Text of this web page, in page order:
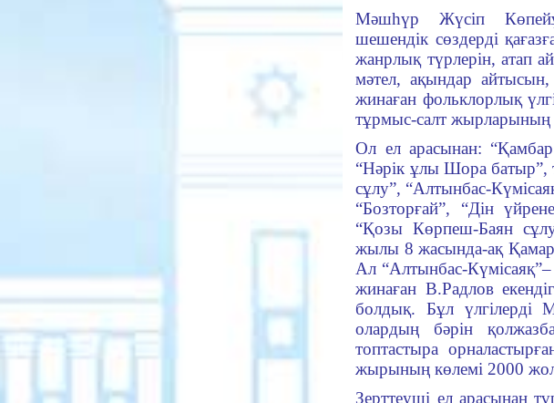
Мәшһүр Жүсіп
шешендік сөздерді
жанрлық түрлерін, атап
мәтел, ақын­дар
жинаған фоль­клорлық
тұрмыс-салт жырла­рының
Ол ел арасынан: “
“Нәрік ұлы Шора батыр”,
сұлу”, “Алтынбас-
“Боз­торғай”, “Дін
“Қозы Көрпеш-Баян
жылы 8 жасында-ақ Қамар
Ал “Алтынбас-
жи­наған В.Радлов
бол­дық. Бұл
олардың бәрін
топтастыра
жы­рының көлемі 2000
Зерттеуші ел арасынан